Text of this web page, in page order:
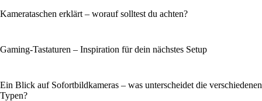
Kamerataschen erklärt – worauf solltest du achten?
Gaming-Tastaturen – Inspiration für dein nächstes Setup
Ein Blick auf Sofortbildkameras – was unterscheidet die verschiedenen
Typen?